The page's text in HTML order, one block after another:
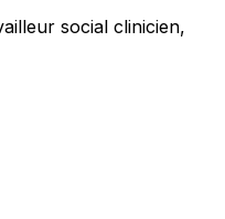
social clinicien,